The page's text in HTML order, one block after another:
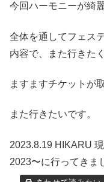
今回ハーモニーが綺
全体を通してフェス
内容で、また行きた
ますますチケットが
また行きたいです。
2023.8.19 HIKARU
2023〜に行ってきま